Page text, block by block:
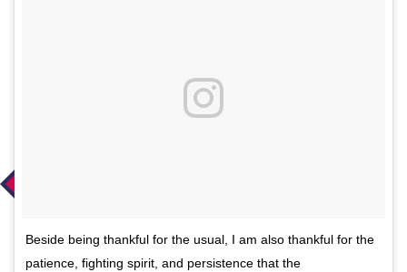
Beside being thankful for the usual, I am also thankful for the
patience, fighting spirit, and persistence that the